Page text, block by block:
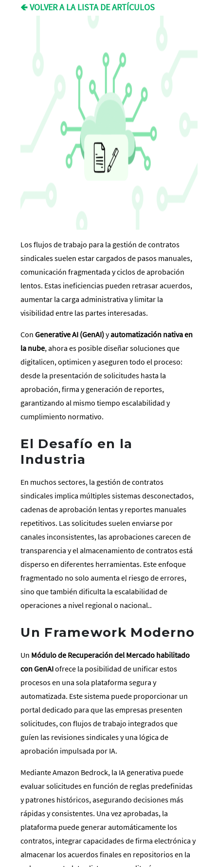
🡸 VOLVER A LA LISTA DE ARTÍCULOS
Los flujos de trabajo para la gestión de contratos
sindicales suelen estar cargados de pasos manuales,
comunicación fragmentada y ciclos de aprobación
lentos. Estas ineficiencias pueden retrasar acuerdos,
aumentar la carga administrativa y limitar la
visibilidad entre las partes interesadas.
ConGenerative AI (GenAI)yautomatización nativa en
la nube, ahora es posible diseñar soluciones que
digitalicen, optimicen y aseguren todo el proceso:
desde la presentación de solicitudes hasta la
aprobación, firma y generación de reportes,
garantizando al mismo tiempo escalabilidad y
cumplimiento normativo.
El Desafío en la
Industria
En muchos sectores, la gestión de contratos
sindicales implica múltiples sistemas desconectados,
cadenas de aprobación lentas y reportes manuales
repetitivos. Las solicitudes suelen enviarse por
canales inconsistentes, las aprobaciones carecen de
transparencia y el almacenamiento de contratos está
disperso en diferentes herramientas. Este enfoque
fragmentado no solo aumenta el riesgo de errores,
sino que también dificulta la escalabilidad de
operaciones a nivel regional o nacional..
Un Framework Moderno
Un Módulo de Recuperación del Mercado habilitado
con GenAIofrece la posibilidad de unificar estos
procesos en una sola plataforma segura y
automatizada. Este sistema puede proporcionar un
portal dedicado para que las empresas presenten
solicitudes, con flujos de trabajo integrados que
guíen las revisiones sindicales y una lógica de
aprobación impulsada por IA.
Mediante Amazon Bedrock, la IA generativa puede
evaluar solicitudes en función de reglas predefinidas
y patrones históricos, asegurando decisiones más
rápidas y consistentes. Una vez aprobadas, la
plataforma puede generar automáticamente los
contratos, integrar capacidades de firma electrónica y
almacenar los acuerdos finales en repositorios en la